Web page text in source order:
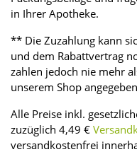
in Ihrer Apotheke.
** Die Zuzahlung kann
und dem Rabattvertrag
zahlen jedoch nie mehr
unserem Shop
Alle Preise inkl.
zuzüglich 4,49 €
versandkostenfrei